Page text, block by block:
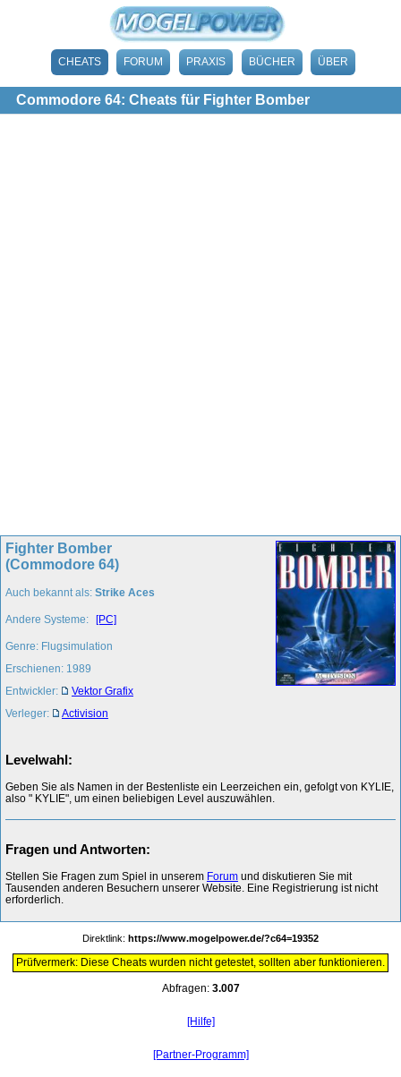
CHEATS FORUM PRAXIS BÜCHER ÜBER
Commodore 64: Cheats für Fighter Bomber
Fighter Bomber
(Commodore 64)
Auch bekannt als: Strike Aces
Andere Systeme: [PC]
Genre: Flugsimulation
Erschienen: 1989
Entwickler:
Vektor Grafix
Verleger:
Activision
Levelwahl:
Geben Sie als Namen in der Bestenliste ein Leerzeichen ein, gefolgt von KYLIE,
also " KYLIE", um einen beliebigen Level auszuwählen.
Fragen und Antworten:
Stellen Sie Fragen zum Spiel in unserem Forum und diskutieren Sie mit
Tausenden anderen Besuchern unserer Website. Eine Registrierung ist nicht
erforderlich.
Direktlink: https://www.mogelpower.de/?c64=19352
Prüfvermerk: Diese Cheats wurden nicht getestet, sollten aber funktionieren.
Abfragen: 3.007
[Hilfe]
[Partner-Programm]